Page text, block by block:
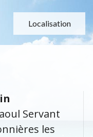
Localisation
Servant
les